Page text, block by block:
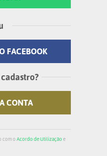
FACEBOOK
CONTA
com o Acordo de Utilização e